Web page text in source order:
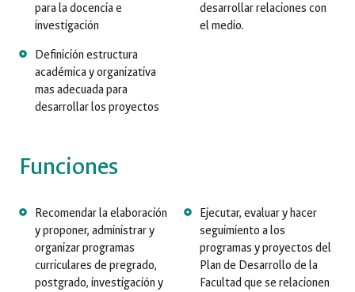
para la docencia e
investigación
desarrollar relaciones con
el medio.
Definición estructura
académica y organizativa
mas adecuada para
desarrollar los proyectos
Funciones
Recomendar la elaboración
y proponer, administrar y
organizar programas
curriculares de pregrado,
postgrado, investigación y
Ejecutar, evaluar y hacer
seguimiento a los
programas y proyectos del
Plan de Desarrollo de la
Facultad que se relacionen